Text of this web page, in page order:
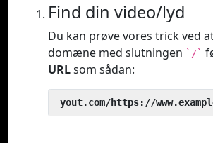
Find din video/lyd
Du kan prøve vores trick ved
domæne med slutningen `/`
URLsom sådan:
yout.com/https://